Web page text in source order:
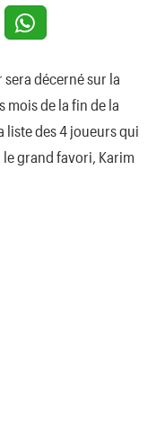
sera décerné sur la
mois de la fin de la
liste des 4 joueurs qui
grand favori, Karim